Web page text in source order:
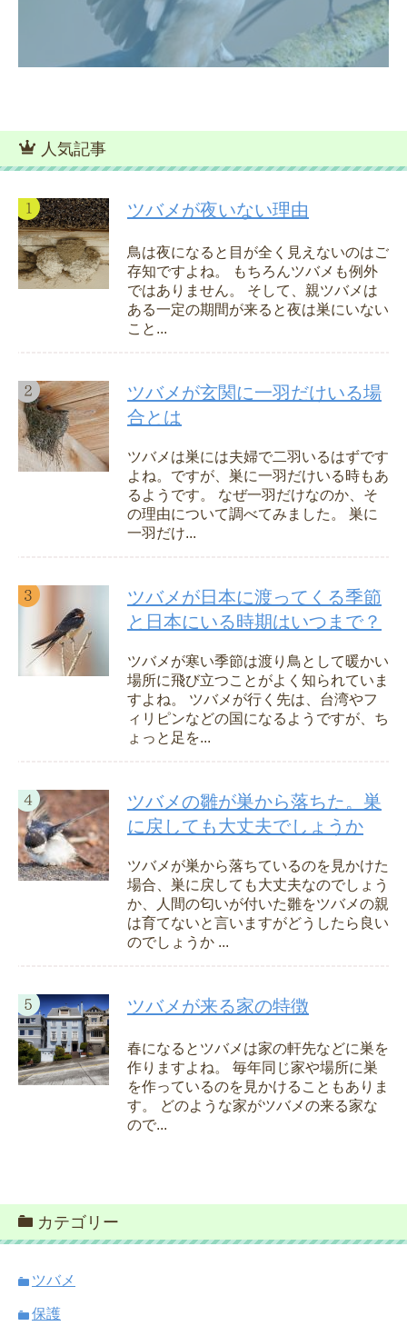
人気記事
ツバメが夜いない理由
鳥は夜になると目が全く見えないのはご
存知ですよね。 もちろんツバメも例外
ではありません。 そして、親ツバメは
ある一定の期間が来ると夜は巣にいない
こと...
ツバメが玄関に一羽だけいる場
合とは
ツバメは巣には夫婦で二羽いるはずです
よね。ですが、巣に一羽だけいる時もあ
るようです。 なぜ一羽だけなのか、そ
の理由について調べてみました。 巣に
一羽だけ...
ツバメが日本に渡ってくる季節
と日本にいる時期はいつまで？
ツバメが寒い季節は渡り鳥として暖かい
場所に飛び立つことがよく知られていま
すよね。 ツバメが行く先は、台湾やフ
ィリピンなどの国になるようですが、ち
ょっと足を...
ツバメの雛が巣から落ちた。巣
に戻しても大丈夫でしょうか
ツバメが巣から落ちているのを見かけた
場合、巣に戻しても大丈夫なのでしょう
か、人間の匂いが付いた雛をツバメの親
は育てないと言いますがどうしたら良い
のでしょうか ...
ツバメが来る家の特徴
春になるとツバメは家の軒先などに巣を
作りますよね。 毎年同じ家や場所に巣
を作っているのを見かけることもありま
す。 どのような家がツバメの来る家な
ので...
カテゴリー
ツバメ
保護